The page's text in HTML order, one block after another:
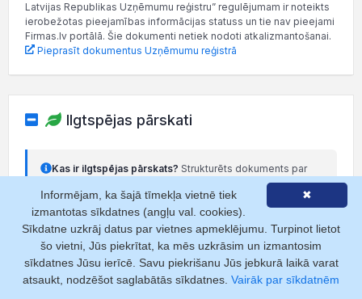
Latvijas Republikas Uzņēmumu reģistru” regulējumam ir noteikts
ierobežotas pieejamības informācijas statuss un tie nav pieejami
Firmas.lv portālā. Šie dokumenti netiek nodoti atkalizmantošanai.
Pieprasīt dokumentus Uzņēmumu reģistrā
Ilgtspējas pārskati
Kas ir ilgtspējas pārskats? Strukturēts dokuments par
uzņēmuma ietekmi uz vidi, sociālajiem aspektiem un
pārvaldību (ESG).
Lasīt vairāk
Ilgtspējas pārskati nav pievienoti.Pievienot
✖
Informējam, ka šajā tīmekļa vietnē tiek
izmantotas sīkdatnes (angļu val. cookies).
Sīkdatne uzkrāj datus par vietnes apmeklējumu. Turpinot lietot
šo vietni, Jūs piekrītat, ka mēs uzkrāsim un izmantosim
sīkdatnes Jūsu ierīcē. Savu piekrišanu Jūs jebkurā laikā varat
atsaukt, nodzēšot saglabātās sīkdatnes. Vairāk par sīkdatnēm